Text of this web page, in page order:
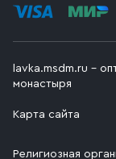
lavka.msdm.ru –
монастыря
Карта сайта
Религиозная